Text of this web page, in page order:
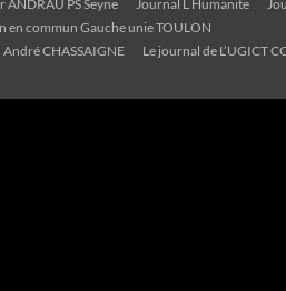
ANDRAU PS Seyne Journal L Humanite
en commun Gauche unie TOULON
André CHASSAIGNE
Le journal de L’UGICT